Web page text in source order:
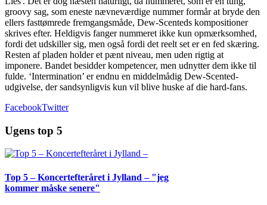
groovy sag, som eneste nævneværdige nummer formår at bryde den
ellers fasttømrede fremgangsmåde, Dew-Scenteds kompositioner
skrives efter. Heldigvis fanger nummeret ikke kun opmærksomhed,
fordi det udskiller sig, men også fordi det reelt set er en fed skæring.
Resten af pladen holder et pænt niveau, men uden rigtig at
imponere. Bandet besidder kompetencer, men udnytter dem ikke til
fulde. ‘Intermination’ er endnu en middelmådig Dew-Scented-
udgivelse, der sandsynligvis kun vil blive huske af die hard-fans.
FacebookTwitter
Ugens top 5
Top 5 – Koncertefteråret i Jylland – "jeg
kommer måske senere"